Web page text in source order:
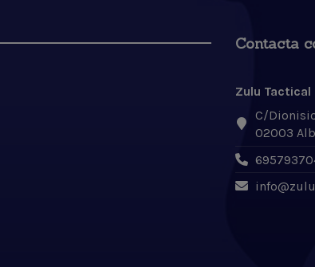
Contacta
Zulu Tactical
C/
02003